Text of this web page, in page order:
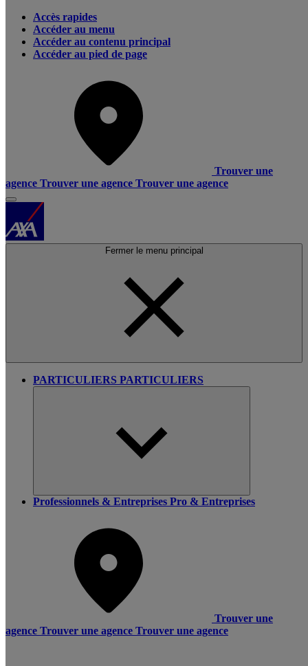
Accès rapides
Accéder au menu
Accéder au contenu principal
Accéder au pied de page
Trouver une
agence Trouver une agence Trouver une agence
Fermer le menu principal
PARTICULIERS PARTICULIERS
Professionnels & Entreprises Pro & Entreprises
Trouver une
agence Trouver une agence Trouver une agence